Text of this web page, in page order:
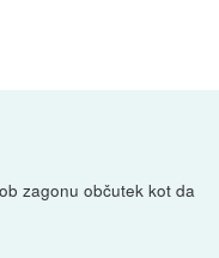
zagonu občutek kot da